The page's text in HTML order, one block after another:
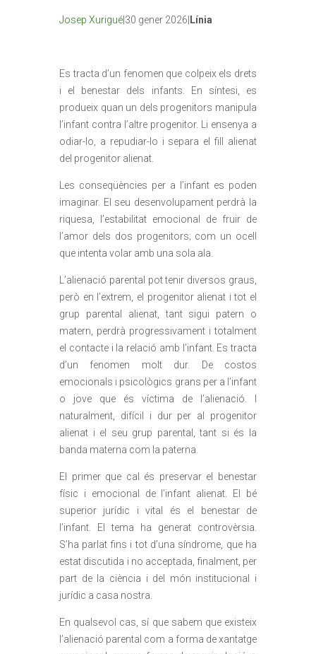
Josep Xurigué |30 gener 2026| Línia
Es tracta d’un fenomen que colpeix els drets
i el benestar dels infants. En síntesi, es
produeix quan un dels progenitors manipula
l’infant contra l’altre progenitor. Li ensenya a
odiar-lo, a repudiar-lo i separa el fill alienat
del progenitor alienat.
Les conseqüències per a l’infant es poden
imaginar. El seu desenvolupament perdrà la
riquesa, l’estabilitat emocional de fruir de
l’amor dels dos progenitors; com un ocell
que intenta volar amb una sola ala.
L’alienació parental pot tenir diversos graus,
però en l’extrem, el progenitor alienat i tot el
grup parental alienat, tant sigui patern o
matern, perdrà progressivament i totalment
el contacte i la relació amb l’infant. Es tracta
d’un fenomen molt dur. De costos
emocionals i psicològics grans per a l’infant
o jove que és víctima de l’alienació. I
naturalment, difícil i dur per al progenitor
alienat i el seu grup parental, tant si és la
banda materna com la paterna.
El primer que cal és preservar el benestar
físic i emocional de l’infant alienat. El bé
superior jurídic i vital és el benestar de
l’infant. El tema ha generat controvèrsia.
S’ha parlat fins i tot d’una síndrome, que ha
estat discutida i no acceptada, finalment, per
part de la ciència i del món institucional i
jurídic a casa nostra.
En qualsevol cas, sí que sabem que existeix
l’alienació parental com a forma de xantatge